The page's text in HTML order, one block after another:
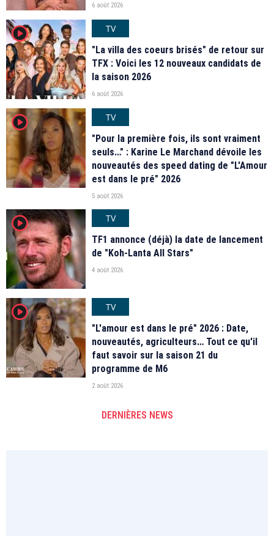
6 août 2026
player2
TV
"La villa des coeurs brisés" de retour sur
TFX : Voici les 12 nouveaux candidats de
la saison 2026
6 août 2026
player2
TV
"Pour la première fois, ils sont vraiment
seuls…" : Karine Le Marchand dévoile les
nouveautés des speed dating de "L'Amour
est dans le pré" 2026
5 août 2026
player2
TV
TF1 annonce (déjà) la date de lancement
de "Koh-Lanta All Stars"
4 août 2026
player2
TV
"L'amour est dans le pré" 2026 : Date,
nouveautés, agriculteurs… Tout ce qu'il
faut savoir sur la saison 21 du
programme de M6
2 août 2026
DERNIÈRES NEWS